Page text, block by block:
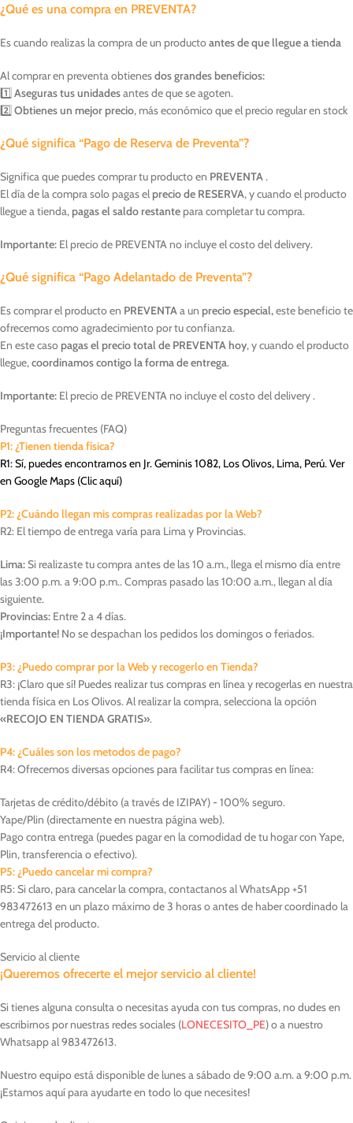
¿Qué es una compra en PREVENTA?
Es cuando realizas la compra de un productoantes de que llegue a tienda
Al comprar en preventa obtienesdos grandes beneficios:
1️⃣ Aseguras tus unidadesantes de que se agoten.
2️⃣ Obtienes un mejor precio, más económico que el precio regular en stock
¿Qué significa “Pago de Reserva de Preventa”?
Significa que puedes comprar tu producto en PREVENTA.
El día de la compra solo pagas elprecio de RESERVA, y cuando el producto
llegue a tienda,pagas el saldo restante para completar tu compra.
Importante: El precio de PREVENTA no incluye el costo del delivery.
¿Qué significa “Pago Adelantado de Preventa”?
Es comprar el producto en PREVENTAa un precio especial,este beneficio te
ofrecemos como agradecimiento por tu confianza.
En este casopagas el precio total de PREVENTA hoy, y cuando el producto
llegue,coordinamos contigo la forma de entrega.
Importante: El precio de PREVENTA no incluye el costo del delivery .
Preguntas frecuentes (FAQ)
P1: ¿Tienen tienda física?
R1: Sí, puedes encontrarnos en Jr. Geminis 1082, Los Olivos, Lima, Perú. Ver
en Google Maps (Clic aquí)
P2: ¿Cuándo llegan mis compras realizadas por la Web?
R2: El tiempo de entrega varía para Lima y Provincias.
Lima:Si realizaste tu compra antes de las 10 a.m., llega el mismo día entre
las 3:00 p.m. a 9:00 p.m.. Compras pasado las 10:00 a.m., llegan al día
siguiente.
Provincias: Entre 2 a 4 días.
¡Importante! No se despachan los pedidos los domingos o feriados.
P3: ¿Puedo comprar por la Web y recogerlo en Tienda?
R3: ¡Claro que sí! Puedes realizar tus compras en línea y recogerlas en nuestra
tienda física en Los Olivos. Al realizar la compra, selecciona la opción
«RECOJO EN TIENDA GRATIS».
P4: ¿Cuáles son los metodos de pago?
R4: Ofrecemos diversas opciones para facilitar tus compras en línea:
Tarjetas de crédito/débito (a través de IZIPAY) - 100% seguro.
Yape/Plin (directamente en nuestra página web).
Pago contra entrega (puedes pagar en la comodidad de tu hogar con Yape,
Plin, transferencia o efectivo).
P5: ¿Puedo cancelar mi compra?
R5: Si claro, para cancelar la compra, contactanos al WhatsApp +51
983472613 en un plazo máximo de 3 horas o antes de haber coordinado la
entrega del producto.
Servicio al cliente
¡Queremos ofrecerte el mejor servicio al cliente!
Si tienes alguna consulta o necesitas ayuda con tus compras, no dudes en
escribirnos por nuestras redes sociales (LONECESITO_PE) o a nuestro
Whatsapp al 983472613.
Nuestro equipo está disponible de lunes a sábado de 9:00 a.m. a 9:00 p.m.
¡Estamos aquí para ayudarte en todo lo que necesites!